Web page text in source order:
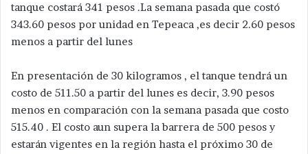
tanque costará 341 pesos .La semana pasada que costó
343.60 pesos por unidad en Tepeaca ,es decir 2.60 pesos
menos a partir del lunes
En presentación de 30 kilogramos , el tanque tendrá un
costo de 511.50 a partir del lunes es decir, 3.90 pesos
menos en comparación con la semana pasada que costo
515.40 . El costo aun supera la barrera de 500 pesos y
estarán vigentes en la región hasta el próximo 30 de